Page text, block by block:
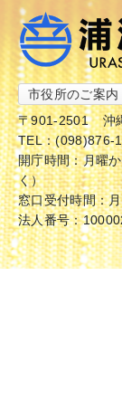
市役所のご案内
〒901-2501
沖
TEL：(098)876-
開庁時間：月曜
く）
窓口受付時間：
法人番号：